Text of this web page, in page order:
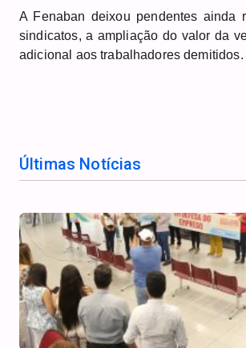
A Fenaban deixou pendentes ainda
sindicatos, a ampliação do valor da
adicional aos trabalhadores demitidos.
Últimas Notícias